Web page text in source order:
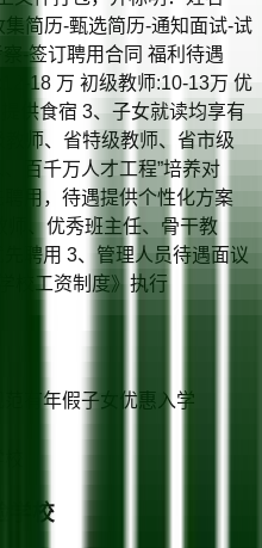
简历-甄选简历-通知面试-试
-签订聘用合同 福利待遇
18 万 初级教师:10-13万 优
供食宿 3、子女就读均享有
师、省特级教师、省市级
百千万人才工程”培养对
用，待遇提供个性化方案
师、优秀班主任、骨干教
聘用 3、管理人员待遇面议
校工资制度》执行
有年假子女优惠入学
学校